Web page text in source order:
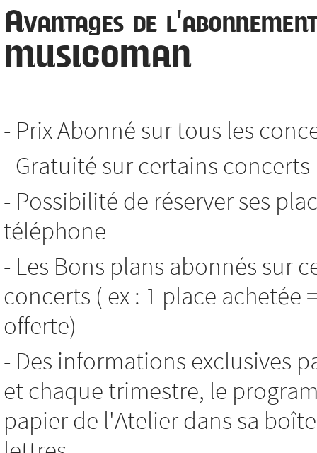
Avantages de l'abonnement
MUSICOMAN
- Prix Abonné sur tous les
- Gratuité sur certains concerts
- Possibilité de réserver ses
téléphone
- Les Bons plans abonnés sur
concerts ( ex : 1 place achetée
offerte)
- Des informations exclusives
et chaque trimestre, le
papier de l'Atelier dans sa